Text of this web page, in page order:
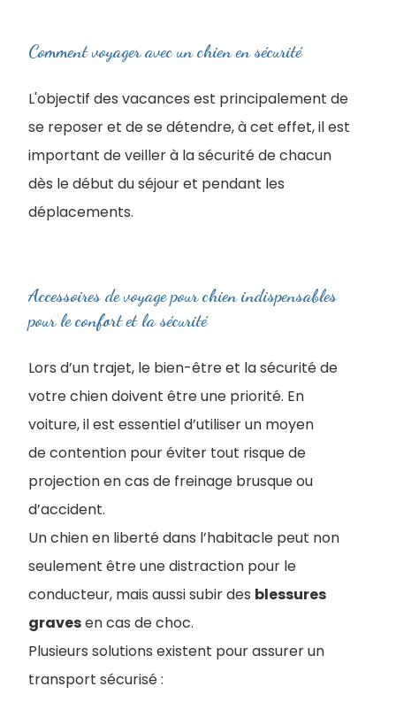
Comment voyager avec un chien en sécurité
L'objectif des vacances est principalement de
se reposer et de se détendre, à cet effet, il est
important de veiller à la sécurité de chacun
dès le début du séjour et pendant les
déplacements.
Accessoires de voyage pour chien indispensables
pour le confort et la sécurité
Lors d’un trajet, le bien-être et la sécurité de
votre chien doivent être une priorité. En
voiture, il est essentiel d’utiliser un moyen
de contention pour éviter tout risque de
projection en cas de freinage brusque ou
d’accident.
Un chien en liberté dans l’habitacle peut non
seulement être une distraction pour le
conducteur, mais aussi subir des blessures
gravesen cas de choc.
Plusieurs solutions existent pour assurer un
transport sécurisé :